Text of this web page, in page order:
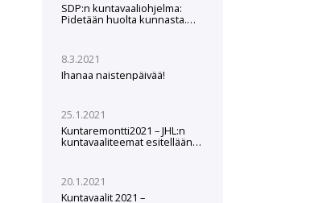
SDP:n kuntavaaliohjelma:
Pidetään huolta kunnasta.
8.3.2021
Ihanaa naistenpäivää!
25.1.2021
Kuntaremontti2021 – JHL:n
kuntavaaliteemat esitellään
20.1.2021
Kuntavaalit 2021 –